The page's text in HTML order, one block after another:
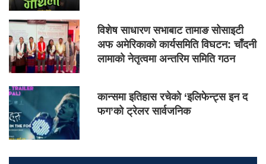
विशेष साधारण सभाबाट तामाङ सोसाइटी
अफ अमेरिकाको कार्यसमिति विघटन: चाँदनी
लामाको नेतृत्वमा अन्तरिम समिति गठन
कान्समा इतिहास रचेको ‘इलिफेन्ट्स इन द
फग’को ट्रेलर सार्वजनिक